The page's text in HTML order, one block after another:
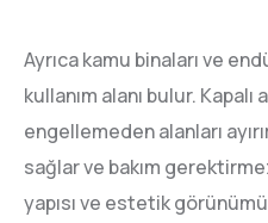
Ayrıca kamu binaları ve
kullanım alanı bulur. Kapalı
engellemeden alanları
sağlar ve bakım
yapısı ve estetik